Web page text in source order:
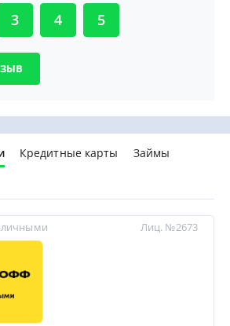
3 4 5
Кредитные карты Займы
Лиц. №2673